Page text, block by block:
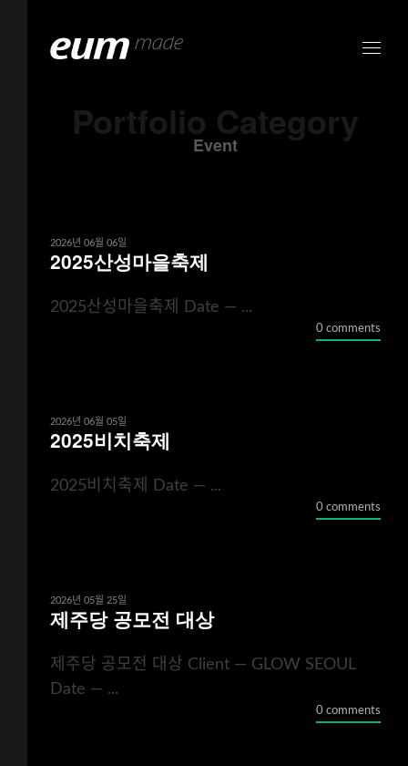
Portfolio Category
Event
2026년 06월 06일
2025산성마을축제
2025산성마을축제 Date — ...
0 comments
2026년 06월 05일
2025비치축제
2025비치축제 Date — ...
0 comments
2026년 05월 25일
제주당 공모전 대상
제주당 공모전 대상 Client — GLOW SEOUL
Date — ...
0 comments